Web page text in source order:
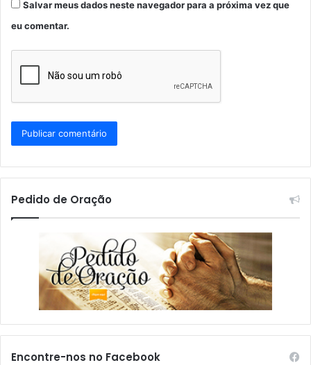
Salvar meus dados neste navegador para a próxima vez que
eu comentar.
Pedido de Oração
Encontre-nos no Facebook